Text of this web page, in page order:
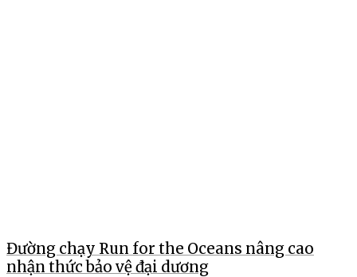
Đường chạy Run for the Oceans nâng cao
nhận thức bảo vệ đại dương